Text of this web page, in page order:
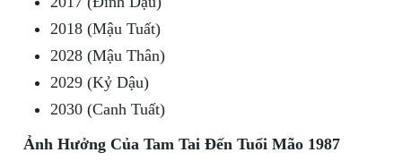
2018 (Mậu Tuất)
2028 (Mậu Thân)
2029 (Kỷ Dậu)
2030 (Canh Tuất)
Ảnh Hưởng Của Tam Tai Đến Tuổi Mão 1987